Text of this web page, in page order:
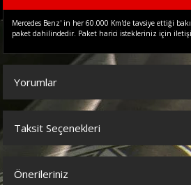
Mercedes Benz' in her 60.000 Km'de tavsiye ettiği
paket dahilindedir. Paket harici istekleriniz için
Yorumlar
Bu ürüne ilk yorumu siz
Taksit Seçenekleri
Önerileriniz